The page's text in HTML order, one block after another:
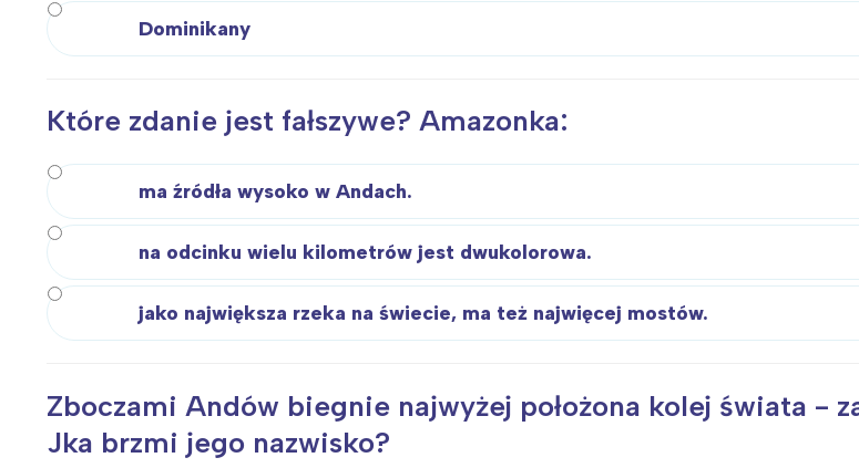
Dominikany
Które zdanie jest fałszywe? Amazonka:
ma źródła wysoko w Andach.
na odcinku wielu kilometrów jest dwukolorowa.
jako największa rzeka na świecie, ma też najwięcej mostów.
Zboczami Andów biegnie najwyżej położona kolej świata -
Jka brzmi jego nazwisko?